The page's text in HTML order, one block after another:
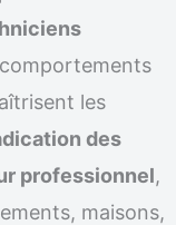
les
des
professionnel,
maisons,